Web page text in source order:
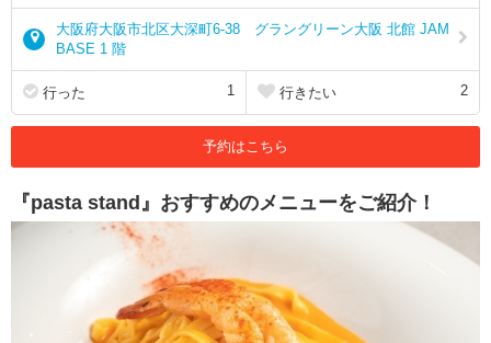
大阪府大阪市北区大深町6-38 グラングリーン大阪 北館 JAM
BASE 1 階
行った 1 行きたい 2
予約はこちら
『pasta stand』おすすめのメニューをご紹介！